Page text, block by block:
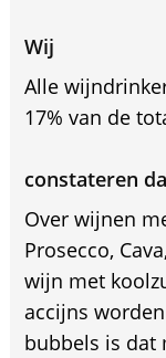
Wij
Alle
17% van de
constateren
Over wijnen
Prosecco,
wijn met
accijns
bubbels is dat